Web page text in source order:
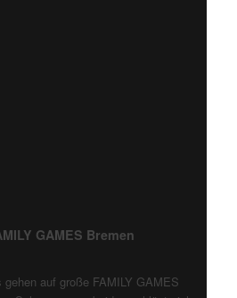
GAMES Bremen
auf große FAMILY GAMES